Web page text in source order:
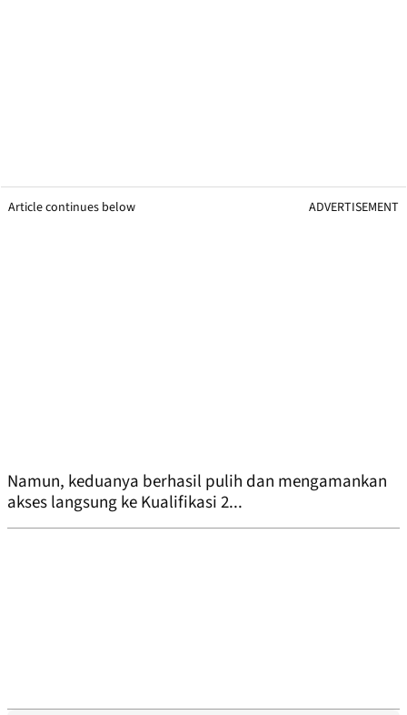
Article continues below ADVERTISEMENT
Namun, keduanya berhasil pulih dan mengamankan
akses langsung ke Kualifikasi 2...